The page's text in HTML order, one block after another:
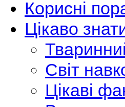
Корисні
Цікаво
Світ
Цікаві